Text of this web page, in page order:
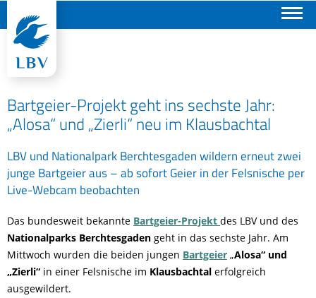
Bartgeier-Projekt geht ins sechste Jahr:
„Alosa“ und „Zierli“ neu im Klausbachtal
LBV und Nationalpark Berchtesgaden wildern erneut zwei
junge Bartgeier aus – ab sofort Geier in der Felsnische per
Live-Webcam beobachten
Das bundesweit bekannte Bartgeier-Projekt des LBV und des
Nationalparks Berchtesgaden geht in das sechste Jahr. Am
Mittwoch wurden die beiden jungen Bartgeier „Alosa“ und
„Zierli“ in einer Felsnische im Klausbachtal erfolgreich
ausgewildert.